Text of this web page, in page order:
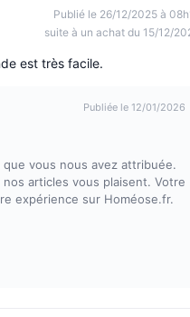
Publié le 26/12/2025 à
suite à un achat du 15/12/
est très facile.
Publiée le 12/01/2026
vous nous avez attribuée.
articles vous plaisent. Votre
expérience sur Homéose.fr.